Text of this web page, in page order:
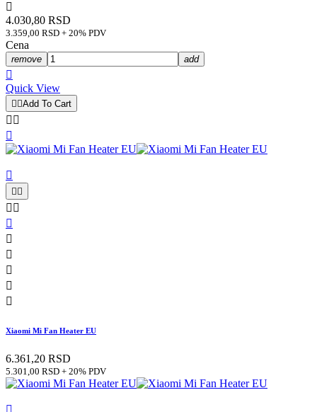

4.030,80 RSD
3.359,00 RSD + 20% PDV
Cena
remove add

Quick View
 Add To Cart
 


 
 






Xiaomi Mi Fan Heater EU
6.361,20 RSD
5.301,00 RSD + 20% PDV